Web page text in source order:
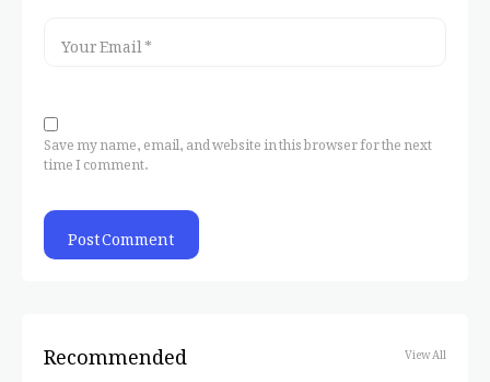
Save my name, email, and website in this browser for the next
time I comment.
Recommended View All